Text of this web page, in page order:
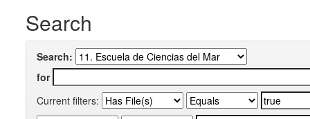
Search
Search:
for
Current filters: